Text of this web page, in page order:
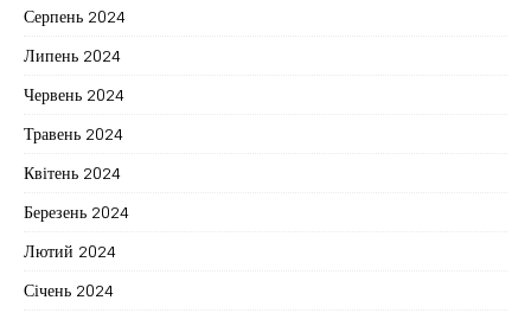
Серпень 2024
Липень 2024
Червень 2024
Травень 2024
Квітень 2024
Березень 2024
Лютий 2024
Січень 2024